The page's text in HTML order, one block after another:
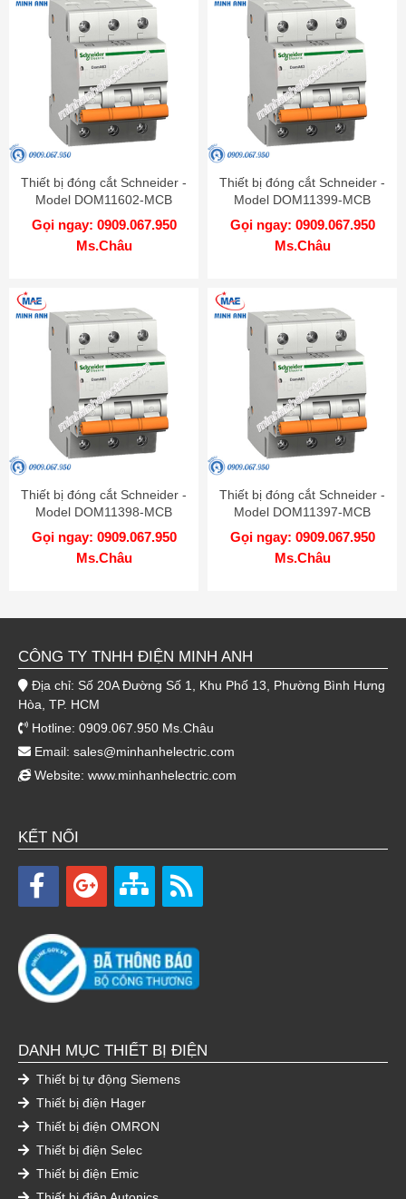
Thiết bị đóng cắt Schneider -
Model DOM11602-MCB
Gọi ngay: 0909.067.950
Ms.Châu
Thiết bị đóng cắt Schneider -
Model DOM11399-MCB
Gọi ngay: 0909.067.950
Ms.Châu
Thiết bị đóng cắt Schneider -
Model DOM11398-MCB
Gọi ngay: 0909.067.950
Ms.Châu
Thiết bị đóng cắt Schneider -
Model DOM11397-MCB
Gọi ngay: 0909.067.950
Ms.Châu
CÔNG TY TNHH ĐIỆN MINH ANH
Địa chỉ: Số 20A Đường Số 1, Khu Phố 13, Phường Bình Hưng
Hòa, TP. HCM
Hotline: 0909.067.950 Ms.Châu
Email: sales@minhanhelectric.com
Website: www.minhanhelectric.com
KẾT NỐI
DANH MỤC THIẾT BỊ ĐIỆN
Thiết bị tự động Siemens
Thiết bị điện Hager
Thiết bị điện OMRON
Thiết bị điện Selec
Thiết bị điện Emic